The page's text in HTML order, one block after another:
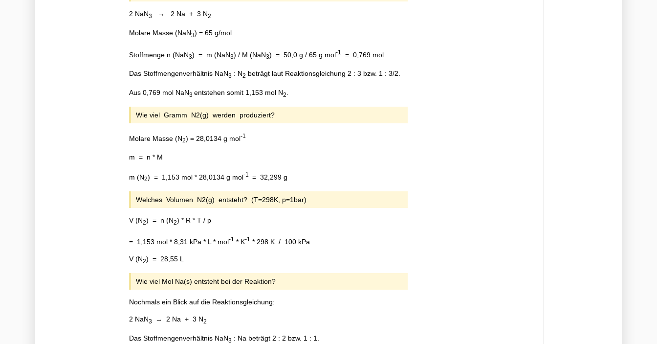
2 NaN3 → 2 Na + 3 N2
Molare Masse (NaN3) = 65 g/mol
Stoffmenge n (NaN3) = m (NaN3) / M (NaN3) = 50,0 g / 65 g mol-1 = 0,769 mol.
Das Stoffmengenverhältnis NaN3 : N2 beträgt laut Reaktionsgleichung 2 : 3 bzw. 1 : 3/2.
Aus 0,769 mol NaN3 entstehen somit 1,153 mol N2
Wie viel Gramm N2(g) werden produziert?
Molare Masse (N2) = 28,0134 g mol-1
m = n * M
m (N2) = 1,153 mol * 28,0134 g mol-1 = 32,299 g
Welches Volumen N2(g) entsteht? (T=298K, p=1bar)
V (N2) = n (N2) * R * T / p
= 1,153 mol * 8,31 kPa * L * mol-1 * K-1 * 298 K / 100 kPa
V (N2) = 28,55 L
Wie viel Mol Na(s) entsteht bei der Reaktion?
Nochmals ein Blick auf die Reaktionsgleichung:
2 NaN3 → 2 Na + 3 N2
Das Stoffmengenverhältnis NaN3 : Na beträgt 2 : 2 bzw. 1 : 1.